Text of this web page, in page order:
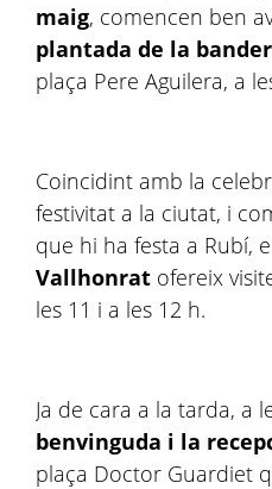
maig, comencen ben
plantada de la
plaça Pere Aguilera, a
Coincidint amb la
festivitat a la ciutat, i
que hi ha festa a Rubí,
Vallhonrat ofereix
les 11 i a les 12 h.
Ja de cara a la tarda, a
benvinguda i la
plaça Doctor Guardiet